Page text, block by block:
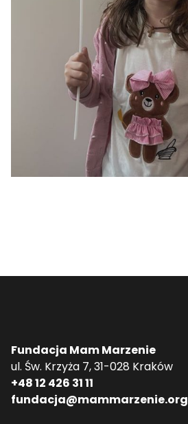
Fundacja Mam Marzenie
ul. Św. Krzyża 7, 31-028 Kraków
+48 12 426 31 11
fundacja@mammarzenie.org